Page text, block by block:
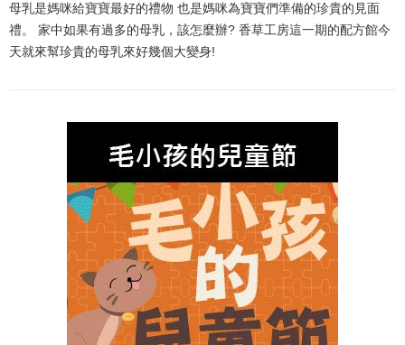
母乳是媽咪給寶寶最好的禮物 也是媽咪為寶寶們準備的珍貴的見面
禮。 家中如果有過多的母乳，該怎麼辦? 香草工房這一期的配方館今
天就來幫珍貴的母乳來好幾個大變身!